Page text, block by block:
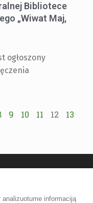
Bibliotece
„Wiwat Maj,
ogłoszony
9 10 11 12 13
informaciją